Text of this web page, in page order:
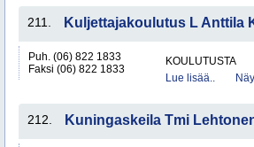
211. Kuljettajakoulutus L Anttila
Puh. (06) 822 1833
Faksi (06) 822 1833
KOULUTUSTA
Lue lisää..
212. Kuningaskeila Tmi